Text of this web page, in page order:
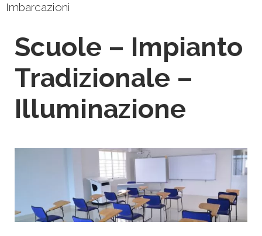
Imbarcazioni
Scuole – Impianto
Tradizionale –
Illuminazione